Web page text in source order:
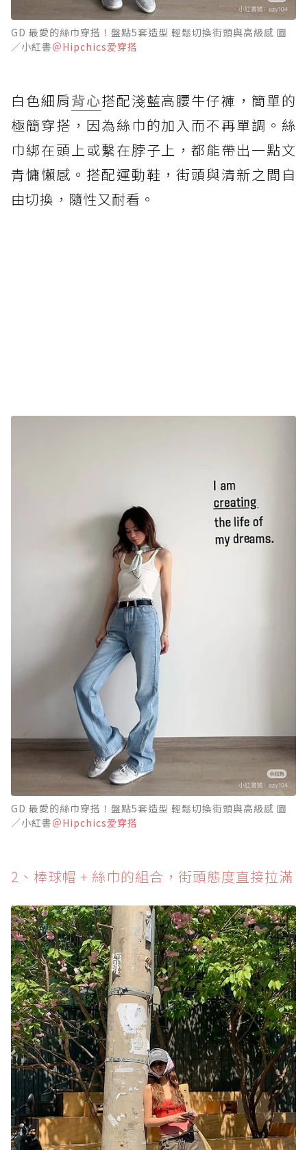
GD 最愛的絲巾穿搭！盤點5套造型 輕鬆切換街頭與高級感 圖
／小紅書＠Hipchics爱穿搭
白色細肩背心搭配淺藍高腰牛仔褲，簡單的
極簡穿搭，因為絲巾的加入而不再單調。絲
巾綁在頭上或繫在脖子上，都能帶出一點文
青慵懶感。搭配運動鞋，街頭與清新之間自
由切換，隨性又耐看。
GD 最愛的絲巾穿搭！盤點5套造型 輕鬆切換街頭與高級感 圖
／小紅書＠Hipchics爱穿搭
2、棒球帽 + 絲巾的組合，街頭態度直接拉滿